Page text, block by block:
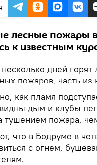
лесные пожары
к известным
дней
пожаров, часть из
как пламя
дым и клубы
тушением пожара,
что в Бодруме в
с огнем,